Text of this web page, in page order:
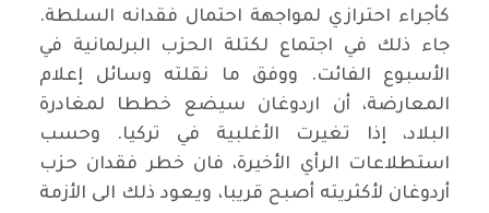
كأجراء احترازي لمواجهة احتمال فقدانه السلطة.
جاء ذلك في اجتماع لكتلة الحزب البرلمانية في
الأسبوع الفائت. ووفق ما نقلته وسائل إعلام
المعارضة، أن اردوغان سيضع خططا لمغادرة
البلاد، إذا تغيرت الأغلبية في تركيا. وحسب
استطلاعات الرأي الأخيرة، فان خطر فقدان حزب
أردوغان لأكثريته أصبح قريبا، ويعود ذلك الى الأزمة